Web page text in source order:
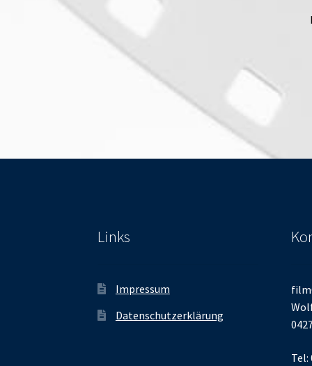
Links
Impressum
Datenschutzerklärung
Tel: